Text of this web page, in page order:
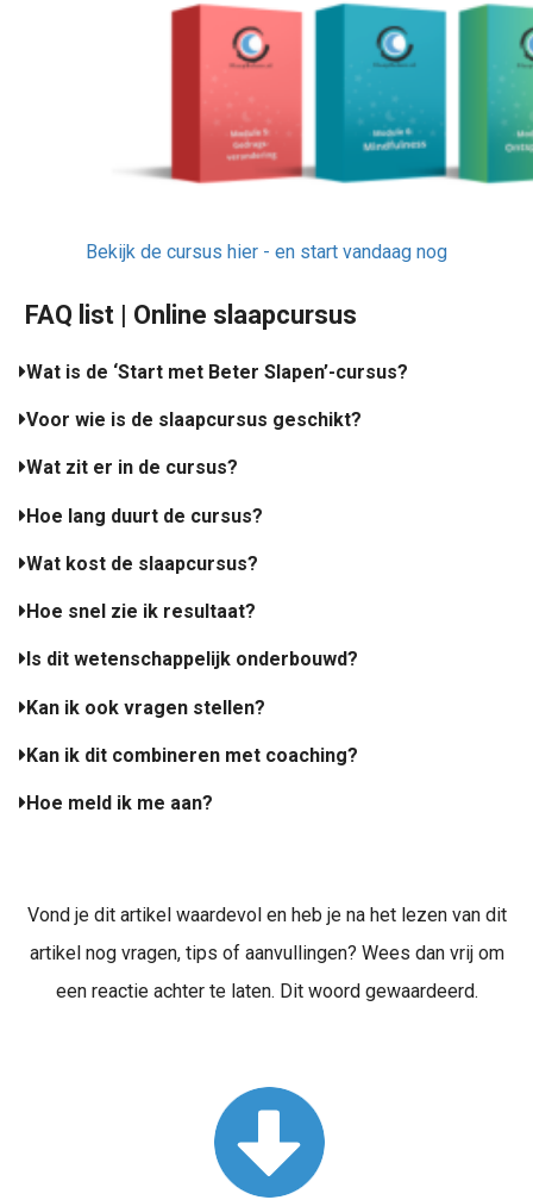
Bekijk de cursus hier - en start vandaag nog
FAQ list | Online slaapcursus
Wat is de ‘Start met Beter Slapen’-cursus?
Voor wie is de slaapcursus geschikt?
Wat zit er in de cursus?
Hoe lang duurt de cursus?
Wat kost de slaapcursus?
Hoe snel zie ik resultaat?
Is dit wetenschappelijk onderbouwd?
Kan ik ook vragen stellen?
Kan ik dit combineren met coaching?
Hoe meld ik me aan?
Vond je dit artikel waardevol en heb je na het lezen van dit
artikel nog vragen, tips of aanvullingen? Wees dan vrij om
een reactie achter te laten. Dit woord gewaardeerd.